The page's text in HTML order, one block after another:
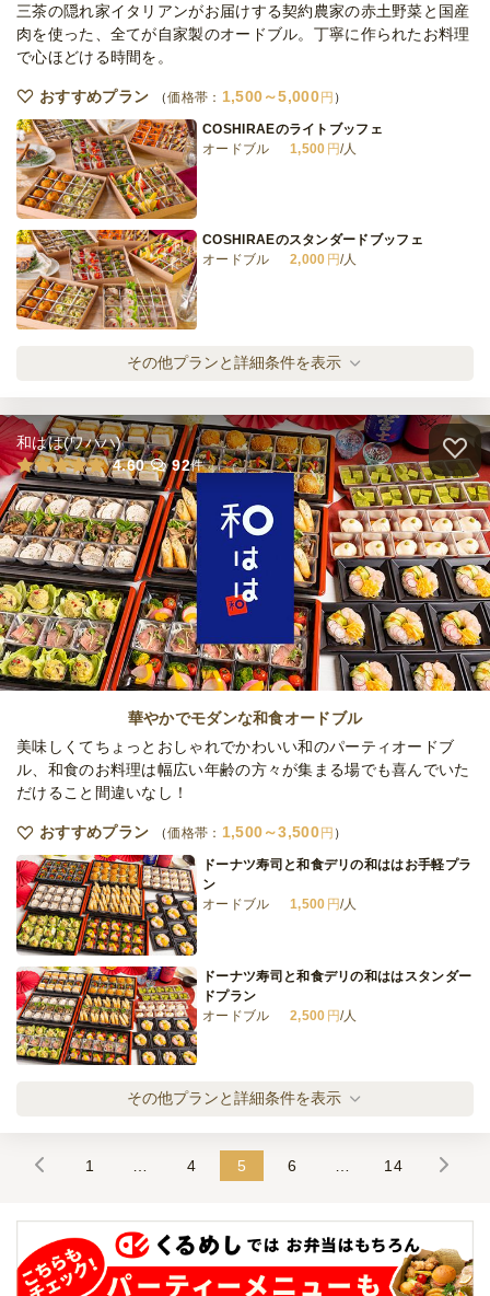
締切 3日前12時
※定休日を除く営業日換算
定休日 火
三茶の隠れ家イタリアンがお届けする契約農家の赤土野菜と国産
肉を使った、全てが自家製のオードブル。丁寧に作られたお料理
で心ほどける時間を。
おすすめプラン 価格帯： 1,500～5,000 円
COSHIRAEのライトブッフェ
オードブル
1,500 円/人
COSHIRAEのスタンダードブッフェ
オードブル
2,000 円/人
COSHIRAEのスペシャルブッフェ
オードブル
2,500円/人
COSHIRAEのデラックスブッフェ
3,000円/人
温製も楽しむ！COSHIRAEプレミアムブッ
フェ
オードブル
4,000円/人
驚きの温製2品！COSHIRAEスーペリアブッ
オードブル
5,000円/人
オードブル
締切 2日前12時
※定休日を除く営業日換算
定休日 日
最低ご注文金額 23,000円
その他プランと詳細条件を表示
和はは(ワハハ)
4.60
92件
華やかでモダンな和食オードブル
美味しくてちょっとおしゃれでかわいい和のパーティオードブ
ル、和食のお料理は幅広い年齢の方々が集まる場でも喜んでいた
だけること間違いなし！
おすすめプラン 価格帯： 1,500～3,500 円
ドーナツ寿司と和食デリの和ははお手軽プラ
ン
オードブル
1,500 円/人
ドーナツ寿司と和食デリの和ははスタンダー
ドプラン
オードブル
2,500 円/人
2種のドーナツ寿司と和食デリの和ははデラ
ックスプラン
オードブル
締切 3日前18時
定休日 日・月・火・祝
その他プランと詳細条件を表示
1 4 5 6 14